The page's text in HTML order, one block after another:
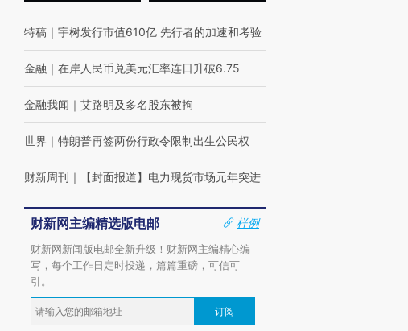
特稿 ｜ 宇树发行市值610亿 先行者的加速和考验
金融 ｜ 在岸人民币兑美元汇率连日升破6.75
金融我闻 ｜ 艾路明及多名股东被拘
世界 ｜ 特朗普再签两份行政令限制出生公民权
财新周刊 ｜ 【封面报道】电力现货市场元年突进
财新网主编精选版电邮
样例
财新网新闻版电邮全新升级！财新网主编精心编
写，每个工作日定时投递，篇篇重磅，可信可
引。
订阅